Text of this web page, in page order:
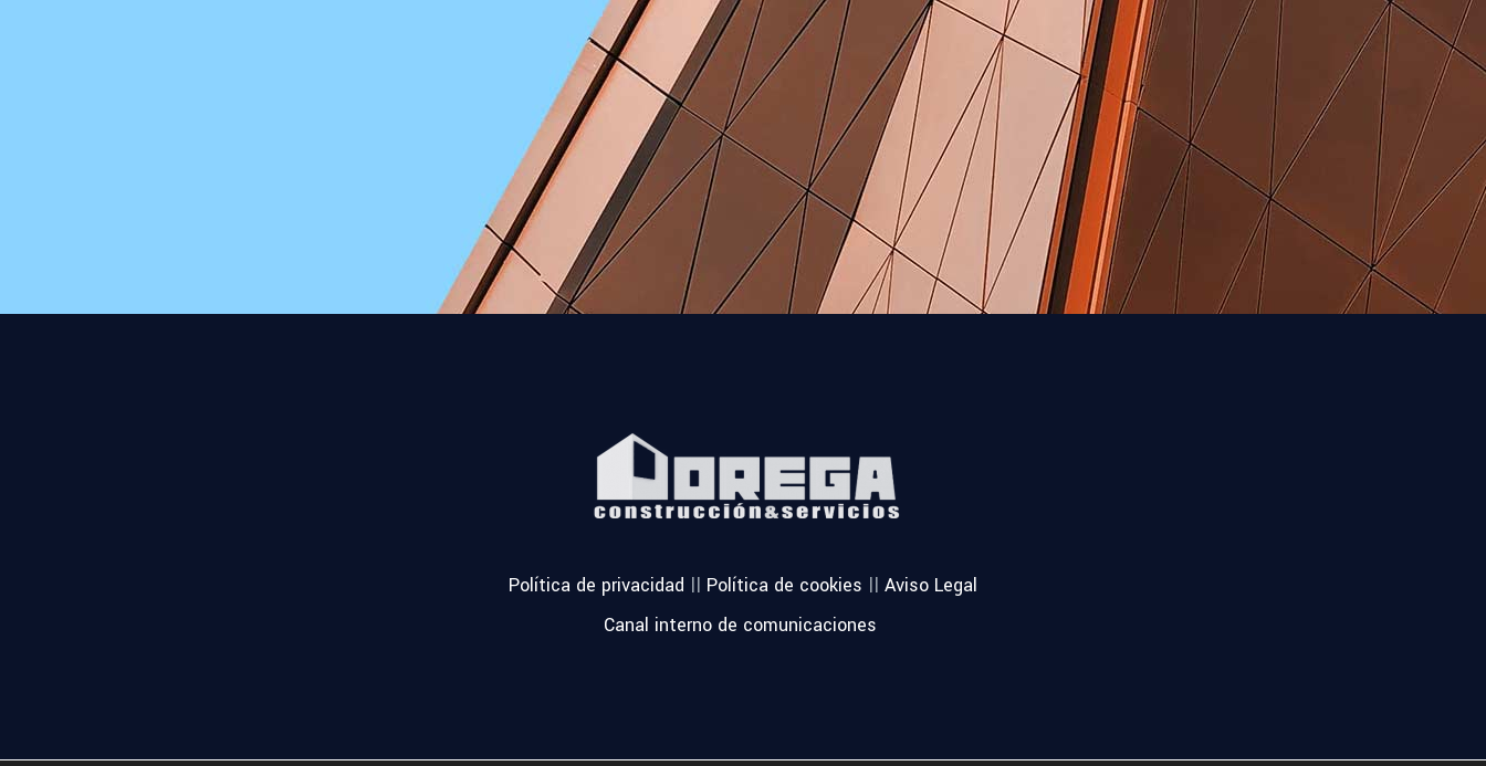
Política de privacidad || Política de cookies || Aviso Legal
Canal interno de comunicaciones